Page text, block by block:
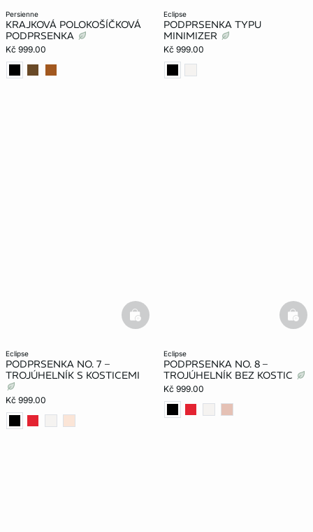
persienne
KRAJKOVÁ POLOKOŠÍČKOVÁ
PODPRSENKA
Kč 999.00
eclipse
PODPRSENKA TYPU
MINIMIZER
Kč 999.00
eclipse
PODPRSENKA NO. 7 –
TROJÚHELNÍK S KOSTICEMI
Kč 999.00
basketfull
eclipse
PODPRSENKA NO. 8 –
TROJÚHELNÍK BEZ KOSTIC
Kč 999.00